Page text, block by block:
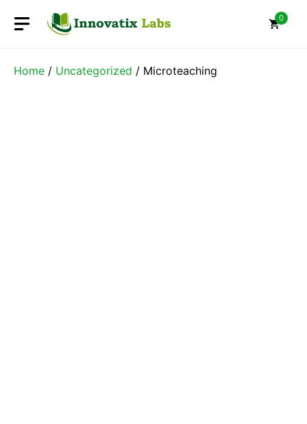
0
Home / Uncategorized / Microteaching